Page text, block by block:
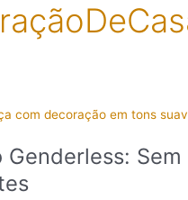
Genderless: